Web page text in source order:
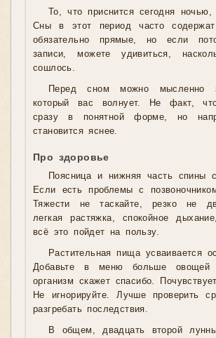
То, что приснится сегодня ночью,
Сны в этот период часто
обязательно прямые, но если
записи, можете удивиться,
сошлось.
Перед сном можно мысленно
который вас волнует. Не факт,
сразу в понятной форме, но
становится яснее.
Про здоровье
Поясница и нижняя часть спины
Если есть проблемы с
Тяжести не таскайте, резко не
легкая растяжка, спокойное
всё это пойдет на пользу.
Растительная пища усваивается
Добавьте в меню больше
организм скажет спасибо.
Не игнорируйте. Лучше проверить
разгребать последствия.
В общем, двадцать второй